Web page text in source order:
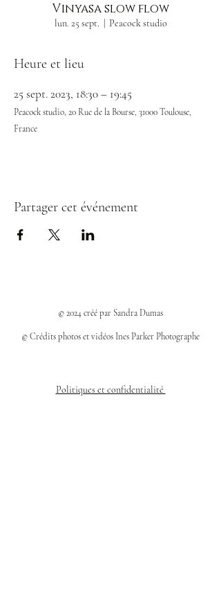
Vinyasa slow flow
lun. 25 sept. Peacock studio
Heure et lieu
25 sept. 2023, 18:30 – 19:45
Peacock studio, 20 Rue de la Bourse, 31000 Toulouse,
France
Partager cet événement
© 2024 créé par Sandra Dumas
© Crédits photos et vidéos Ines Parker Photographe
Politiques et confidentialité